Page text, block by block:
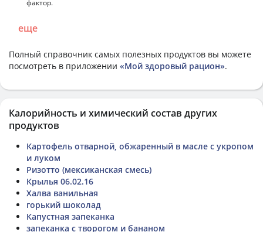
фактор.
еще
Полный справочник самых полезных продуктов вы можете
посмотреть в приложении «Мой здоровый рацион».
Калорийность и химический состав других
продуктов
Картофель отварной, обжаренный в масле с укропом
и луком
Ризотто (мексиканская смесь)
Крылья 06.02.16
Халва ванильная
горький шоколад
Капустная запеканка
запеканка с творогом и бананом